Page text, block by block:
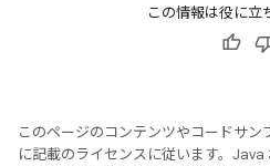
この情報は役に立
このページのコンテンツやコードサン
に記載のライセンスに従います。